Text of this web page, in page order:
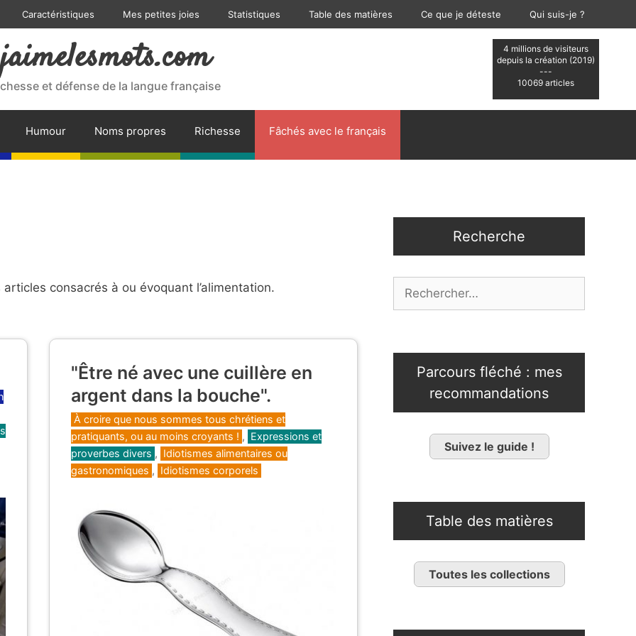
Caractéristiques Mes petites joies Statistiques Table des matières Ce que je déteste Qui suis-je ?
4 millions de visiteurs
depuis la création (2019)
---
10069 articles
jaimelesmots.com
et défense de la langue française
Humour Noms propres Richesse Fâchés avec le français
consacrés à ou évoquant l’alimentation.
"Être né avec une cuillère en
argent dans la bouche".
Catégories
À croire que nous sommes tous chrétiens et
pratiquants, ou au moins croyants ! , Expressions et
proverbes divers , Idiotismes alimentaires ou
gastronomiques , Idiotismes corporels
Recherche
Parcours fléché : mes
recommandations
Suivez le guide !
Table des matières
Toutes les collections